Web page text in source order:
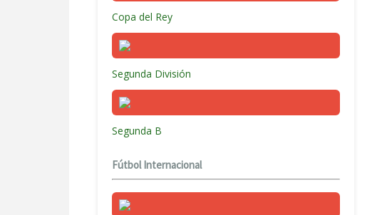
Copa del Rey
Segunda División
Segunda B
Fútbol Internacional